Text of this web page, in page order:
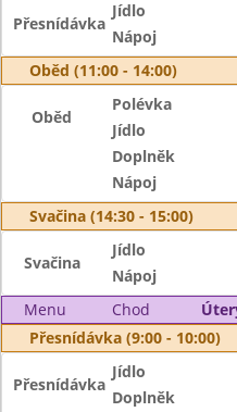
Přesnídávka
Jídlo
Nápoj
Oběd (11:00 - 14:00)
Oběd
Polévka
Jídlo
Doplněk
Nápoj
Svačina (14:30 - 15:00)
Svačina
Jídlo
Nápoj
Menu
Chod
Přesnídávka (9:00 - 10:00)
Přesnídávka
Jídlo
Doplněk